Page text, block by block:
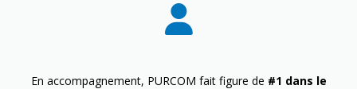
En accompagnement, PURCOM fait figure de #1 dans le